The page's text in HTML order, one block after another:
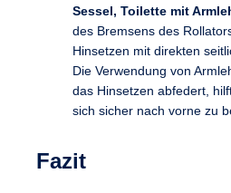
Sessel, Toilette mit
des Bremsens des
Hinsetzen mit direkten
Die Verwendung von
das Hinsetzen abfedert,
sich sicher nach vorne zu
Fazit